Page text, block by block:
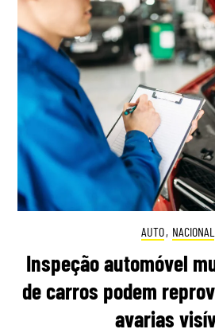
AUTO, NACIONAL
Inspeção automóvel
de carros podem
avarias